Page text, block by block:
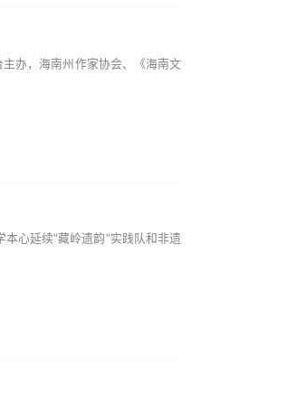
办，海南州作家协会、《海南文
心延续“藏岭遗韵”实践队和非遗